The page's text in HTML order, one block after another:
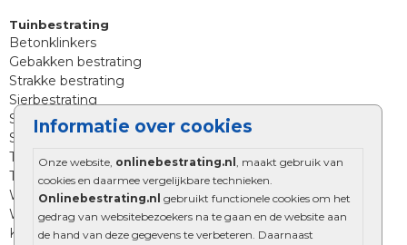
Informatie over cookies
Onze website, onlinebestrating.nl , maakt gebruik van
cookies en daarmee vergelijkbare technieken.
Onlinebestrating.nl gebruikt functionele cookies om het
gedrag van websitebezoekers na te gaan en de website aan
de hand van deze gegevens te verbeteren. Daarnaast
Tuinbestrating
Betonklinkers
Gebakken bestrating
Strakke bestrating
Sierbestrating
Straatklinkers
Straatstenen
Trommelstenen
Tuinstenen
Waalformaat
Wildverband bestrating
Kingstones